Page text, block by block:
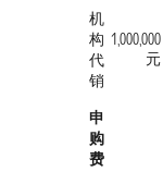
机
构
代
销
1,000,000
元
申
购
费